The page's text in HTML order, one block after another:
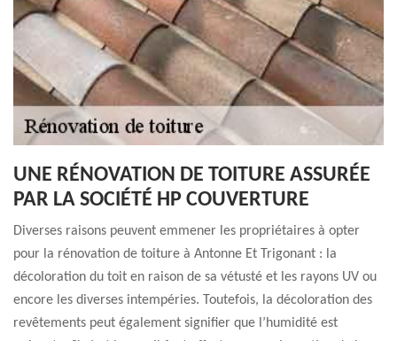
UNE RÉNOVATION DE TOITURE ASSURÉE
PAR LA SOCIÉTÉ HP COUVERTURE
Diverses raisons peuvent emmener les propriétaires à opter
pour la rénovation de toiture à Antonne Et Trigonant : la
décoloration du toit en raison de sa vétusté et les rayons UV ou
encore les diverses intempéries. Toutefois, la décoloration des
revêtements peut également signifier que l’humidité est